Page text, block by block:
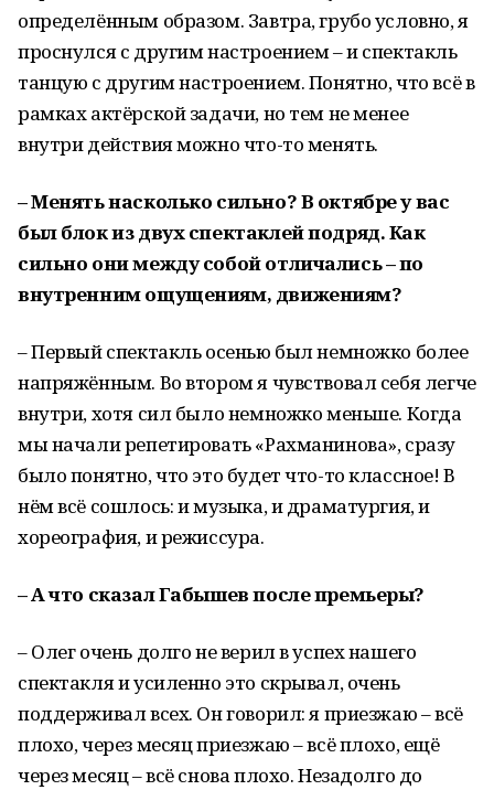
определённым образом. Завтра, грубо условно, я
проснулся с другим настроением – и спектакль
танцую с другим настроением. Понятно, что всё в
рамках актёрской задачи, но тем не менее
внутри действия можно что-то менять.
– Менять насколько сильно? В октябре у вас
был блок из двух спектаклей подряд. Как
сильно они между собой отличались – по
внутренним ощущениям, движениям?
– Первый спектакль осенью был немножко более
напряжённым. Во втором я чувствовал себя легче
внутри, хотя сил было немножко меньше. Когда
мы начали репетировать «Рахманинова», сразу
было понятно, что это будет что-то классное! В
нём всё сошлось: и музыка, и драматургия, и
хореография, и режиссура.
– А что сказал Габышев после премьеры?
– Олег очень долго не верил в успех нашего
спектакля и усиленно это скрывал, очень
поддерживал всех. Он говорил: я приезжаю – всё
плохо, через месяц приезжаю – всё плохо, ещё
через месяц – всё снова плохо. Незадолго до